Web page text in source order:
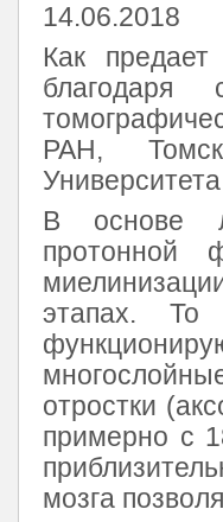
14.06.2018
Как
благодаря
РАН,
В основе
протонной
этапах.
отростки
примерно с
мозга